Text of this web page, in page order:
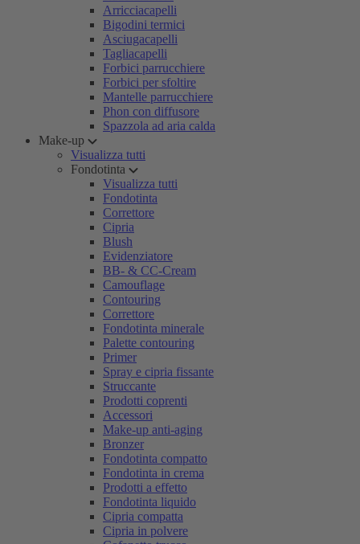
Arricciacapelli
Bigodini termici
Asciugacapelli
Tagliacapelli
Forbici parrucchiere
Forbici per sfoltire
Mantelle parrucchiere
Phon con diffusore
Spazzola ad aria calda
Make-up
Visualizza tutti
Fondotinta
Visualizza tutti
Fondotinta
Correttore
Cipria
Blush
Evidenziatore
BB- & CC-Cream
Camouflage
Contouring
Correttore
Fondotinta minerale
Palette contouring
Primer
Spray e cipria fissante
Struccante
Prodotti coprenti
Accessori
Make-up anti-aging
Bronzer
Fondotinta compatto
Fondotinta in crema
Prodotti a effetto
Fondotinta liquido
Cipria compatta
Cipria in polvere